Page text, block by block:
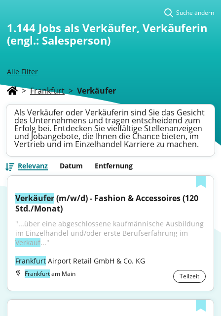
Alle Filter
Suche ändern
1.144 Jobs als Verkäufer, Verkäuferin
(engl.: Salesperson)
> Frankfurt > Verkäufer
Als Verkäufer oder Verkäuferin sind Sie das Gesicht
des Unternehmens und tragen entscheidend zum
Erfolg bei. Entdecken Sie vielfältige Stellenanzeigen
und Jobangebote, die Ihnen die Chance bieten, im
Vertrieb und im Einzelhandel Karriere zu machen.
Relevanz Datum Entfernung
Verkäufer (m/w/d) - Fashion & Accessoires (120
Std./Monat)
"...über eine abgeschlossene kaufmännische Ausbildung
Verkauf..."
Frankfurt Airport Retail GmbH & Co. KG
Frankfurtam Main Teilzeit